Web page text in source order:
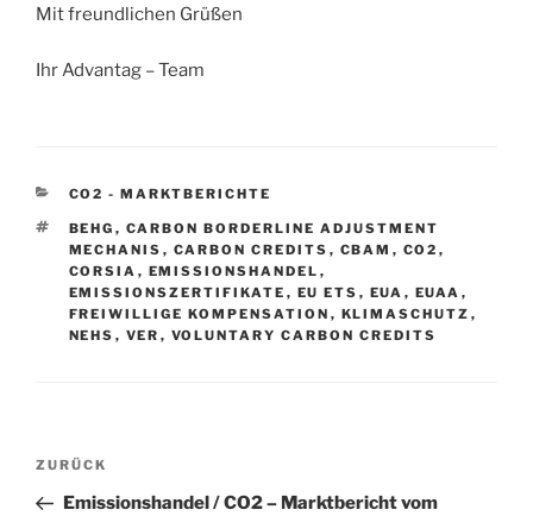
Mit freundlichen Grüßen
Ihr Advantag – Team
KATEGORIEN
CO2 - MARKTBERICHTE
SCHLAGWÖRTER
BEHG , CARBON BORDERLINE ADJUSTMENT
MECHANIS , CARBON CREDITS , CBAM , CO2 ,
CORSIA , EMISSIONSHANDEL ,
EMISSIONSZERTIFIKATE , EU ETS , EUA , EUAA ,
FREIWILLIGE KOMPENSATION , KLIMASCHUTZ ,
NEHS , VER , VOLUNTARY CARBON CREDITS
Beitragsnavigation
Vorheriger
Beitrag
ZURÜCK
Emissionshandel / CO2 – Marktbericht vom